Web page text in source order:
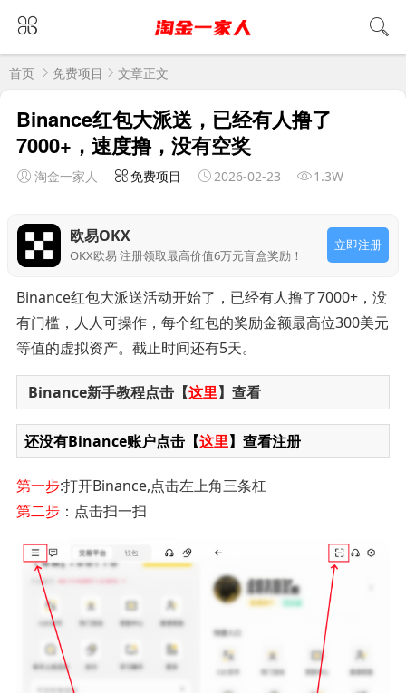
首页 免费项目 文章正文
Binance红包大派送，已经有人撸了
7000+，速度撸，没有空奖
淘金一家人 免费项目 2026-02-23 1.3W
欧易OKX
OKX欧易 注册领取最高价值6万元盲盒奖励！
立即注册
Binance红包大派送活动开始了，已经有人撸了7000+，没
有门槛，人人可操作，每个红包的奖励金额最高位300美元
等值的虚拟资产。截止时间还有5天。
Binance新手教程点击【这里】查看
还没有Binance账户点击【这里】查看注册
第一步:打开Binance,点击左上角三条杠
第二步：点击扫一扫